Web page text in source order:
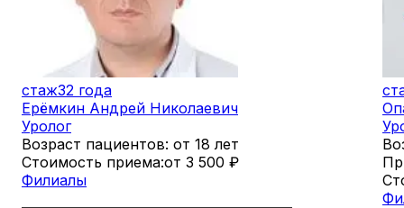
стаж32 года
Ерёмкин Андрей Николаевич
Уролог
Возраст пациентов: от 18 лет
Стоимость приема:от 3 500 ₽
Филиалы